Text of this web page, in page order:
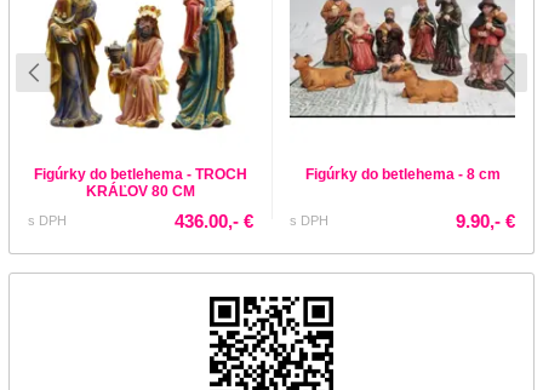
Figúrky do betlehema - TROCH
KRÁĽOV 80 CM
s DPH 436.00,- €
Figúrky do betlehema - 8 cm
s DPH 9.90,- €